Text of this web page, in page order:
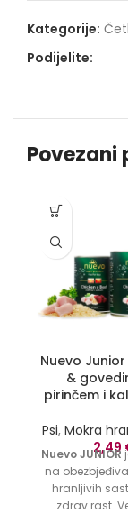
Kategorije:
Podijelite:
Povezani
Nuevo
&
pirinčem i
Psi, Mokra
2,49
Nuevo JUNIOR
na
hranljivih
zdrav rast.